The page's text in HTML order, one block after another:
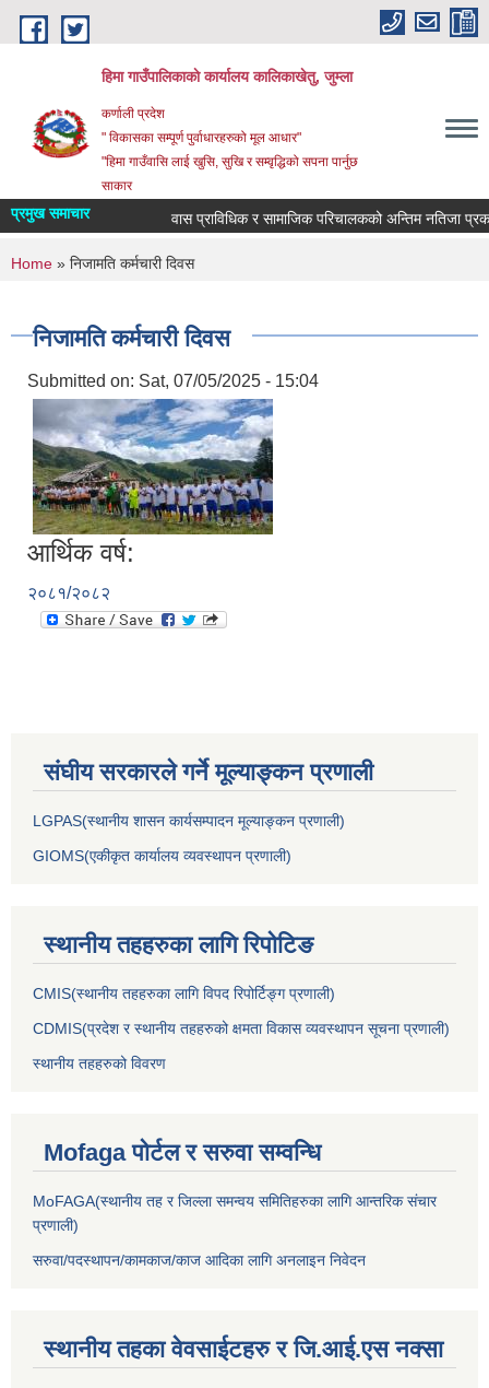
Skip to main content
हिमा गाउँपालिकाकाे कार्यालय कालिकाखेतु, जुम्ला
कर्णाली प्रदेश
" विकासका सम्पूर्ण पुर्वाधारहरुको मूल आधार"
"हिमा गाउँवासि लाई खुसि, सुखि र सम्वृद्धिको सपना पार्नुछ
साकार
प्रमुख समाचार वास प्राविधिक र सामाजिक परिचालकको अन्तिम नतिजा
You are here
Home » निजामति कर्मचारी दिवस
निजामति कर्मचारी दिवस
Submitted on: Sat, 07/05/2025 - 15:04
आर्थिक वर्ष:
२०८१/२०८२
संघीय सरकारले गर्ने मूल्याङ्कन प्रणाली
LGPAS(स्थानीय शासन कार्यसम्पादन मूल्याङ्कन प्रणाली)
GIOMS(एकीकृत कार्यालय व्यवस्थापन प्रणाली)
स्थानीय तहहरुका लागि रिपोटिङ
CMIS(स्थानीय तहहरुका लागि विपद रिपोर्टिङ्ग प्रणाली)
CDMIS(प्रदेश र स्थानीय तहहरुको क्षमता विकास व्यवस्थापन सूचना प्रणाली)
स्थानीय तहहरुको विवरण
Mofaga पोर्टल र सरुवा सम्वन्धि
MoFAGA(स्थानीय तह र जिल्ला समन्वय समितिहरुका लागि आन्तरिक संचार
प्रणाली)
सरुवा/पदस्थापन/कामकाज/काज आदिका लागि अनलाइन निवेदन
स्थानीय तहका वेवसाईटहरु र जि.आई.एस नक्सा